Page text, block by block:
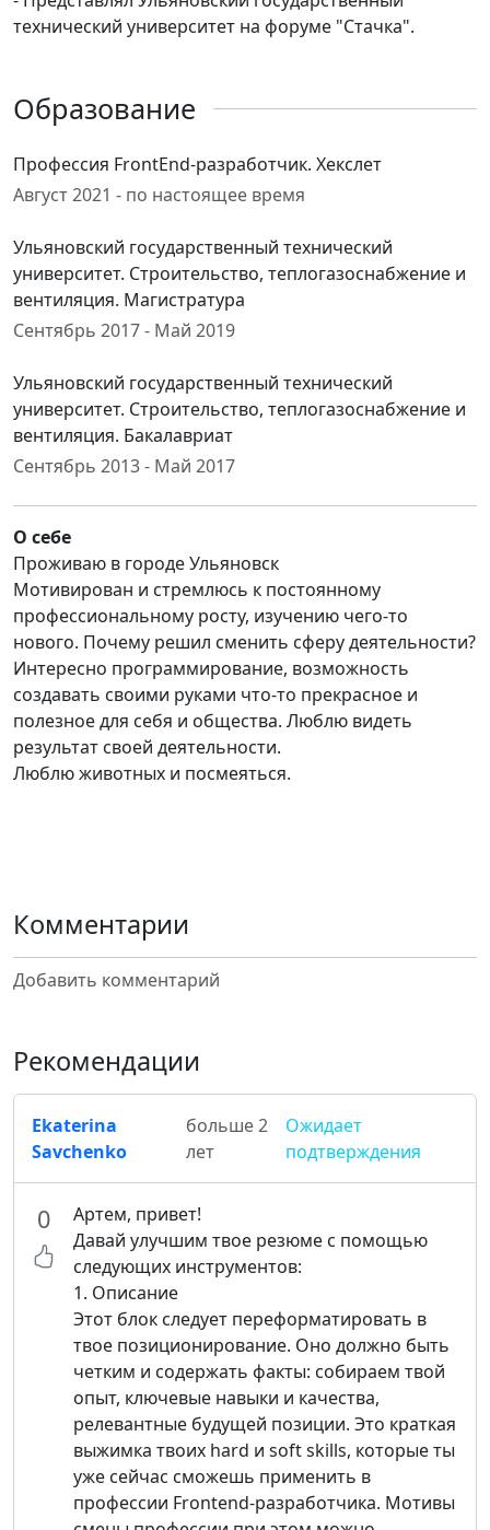
технический университет на форуме "Стачка".
Образование
Профессия FrontEnd-разработчик. Хекслет
Август 2021 - по настоящее время
Ульяновский государственный технический
университет. Строительство, теплогазоснабжение и
вентиляция. Магистратура
Сентябрь 2017 - Май 2019
Ульяновский государственный технический
университет. Строительство, теплогазоснабжение и
вентиляция. Бакалавриат
Сентябрь 2013 - Май 2017
О себе
Проживаю в городе Ульяновск
Мотивирован и стремлюсь к постоянному
профессиональному росту, изучению чего-то
нового. Почему решил сменить сферу деятельности?
Интересно программирование, возможность
создавать своими руками что-то прекрасное и
полезное для себя и общества. Люблю видеть
результат своей деятельности.
Люблю животных и посмеяться.
Комментарии
Добавить комментарий
Рекомендации
Ekaterina
Savchenko
больше 2
лет
Ожидает
подтверждения
0
Артем, привет!
Давай улучшим твое резюме с помощью
следующих инструментов:
1. Описание
Этот блок следует переформатировать в
твое позиционирование. Оно должно быть
четким и содержать факты: собираем твой
опыт, ключевые навыки и качества,
релевантные будущей позиции. Это краткая
выжимка твоих hard и soft skills, которые ты
уже сейчас сможешь применить в
профессии Frontend-разработчика. Мотивы